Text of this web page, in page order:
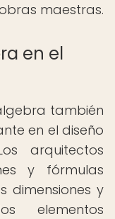
maestras.
en el
también
en el diseño
arquitectos
y fórmulas
dimensiones y
elementos